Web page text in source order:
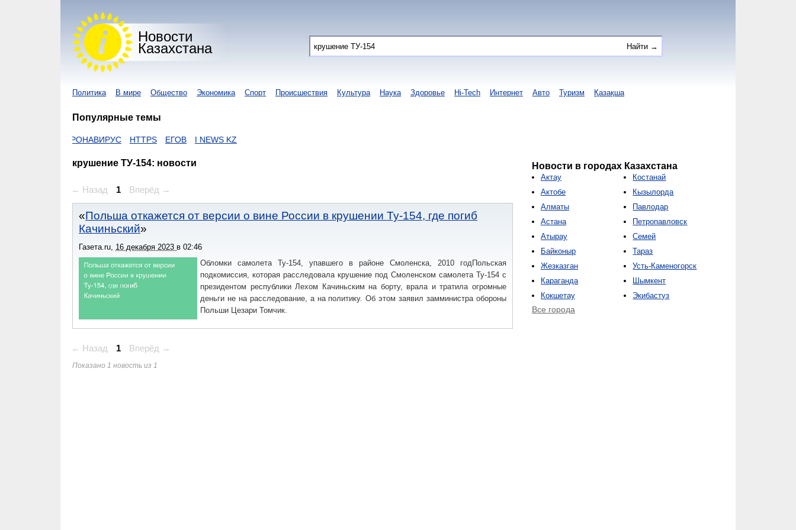
Новости
Казахстана
Политика В мире Общество Экономика Спорт Происшествия Культура Наука Здоровье Hi-Tech Интернет Авто Туризм Қазақша
Популярные темы
КОРОНАВИРУС HTTPS ЕГОВ I NEWS KZ
крушение ТУ-154: новости
← Назад 1 Вперёд →
Польша откажется от версии о вине России в крушении Ту-154, где погиб
Качиньский
Газета.ru, 16 декабря 2023 в 02:46
Обломки самолета Ту-154, упавшего в районе Смоленска, 2010 годПольская
подкомиссия, которая расследовала крушение под Смоленском самолета Ту-154 с
президентом республики Лехом Качиньским на борту, врала и тратила огромные
деньги не на расследование, а на политику. Об этом заявил замминистра обороны
Польши Цезари Томчик.
← Назад 1 Вперёд →
Показано 1 новость из 1
Новости в городах Казахстана
Актау
Актобе
Алматы
Астана
Атырау
Байконыр
Жезказган
Караганда
Кокшетау
Костанай
Кызылорда
Павлодар
Петропавловск
Семей
Тараз
Усть-Каменогорск
Шымкент
Экибастуз
Все города